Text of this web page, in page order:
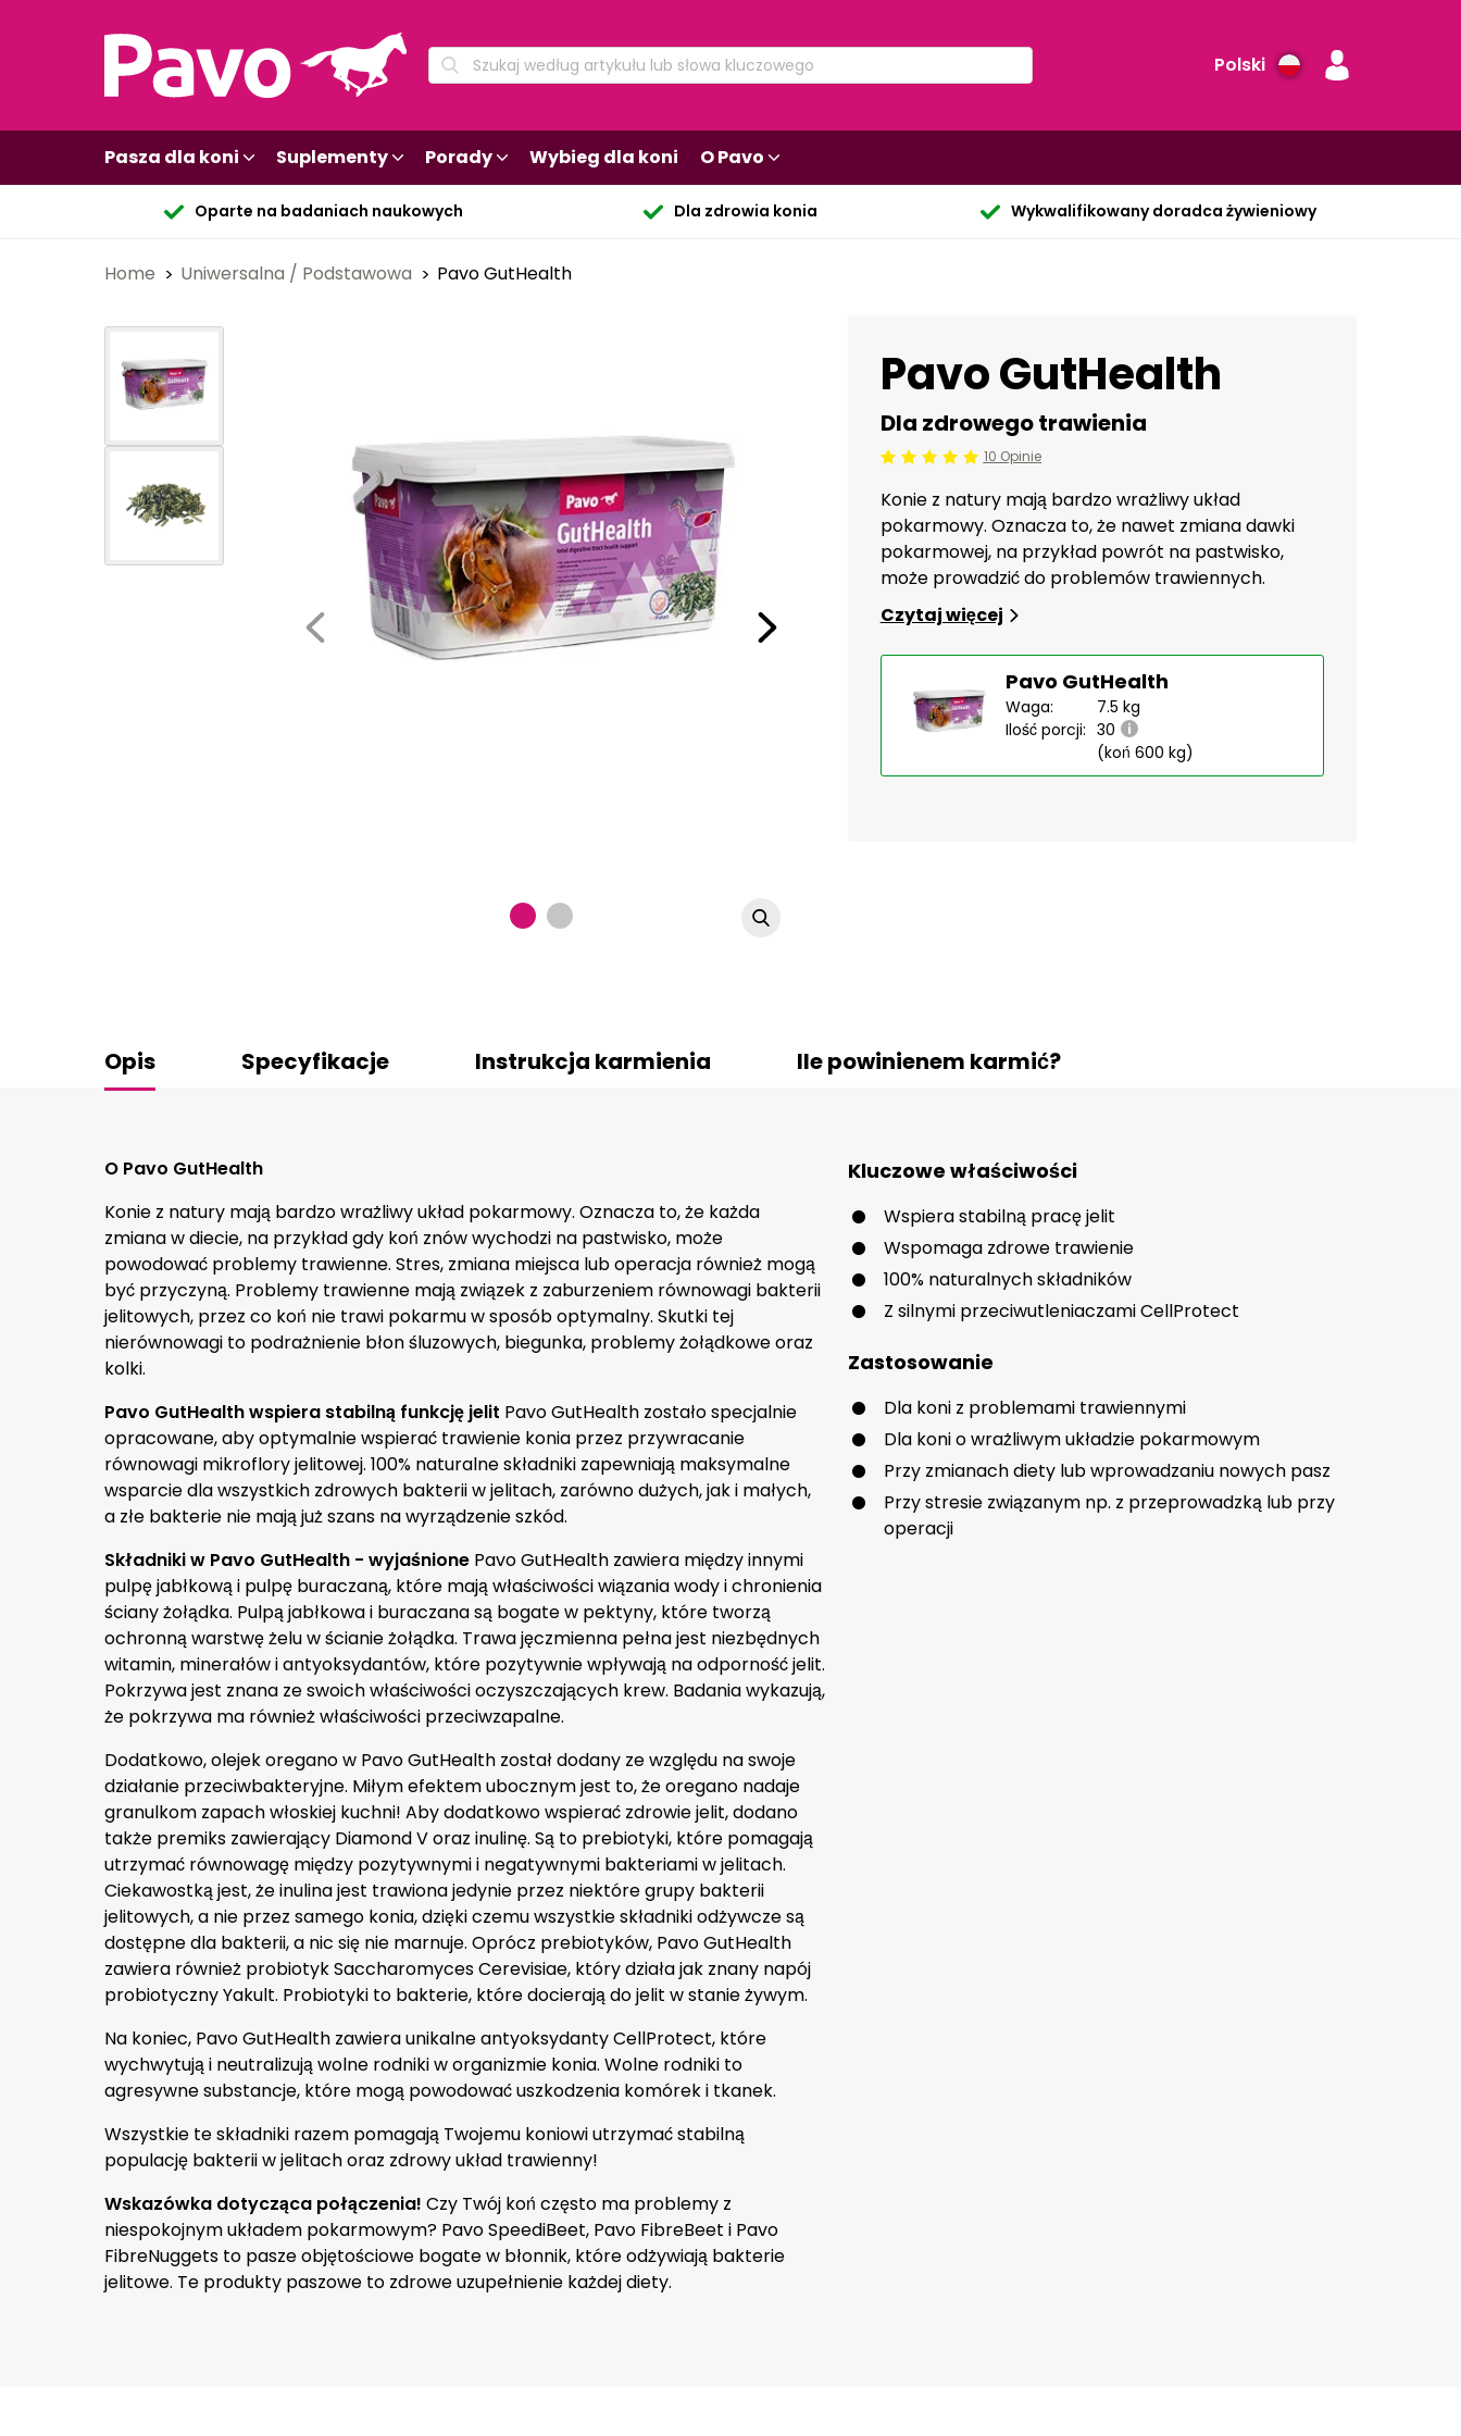
Polski
Pasza dla koni Suplementy Porady Wybieg dla koni O Pavo
Oparte na badaniach naukowych Dla zdrowia konia Wykwalifikowany doradca żywieniowy
Home Uniwersalna / Podstawowa Pavo GutHealth
Pavo GutHealth
Dla zdrowego trawienia
Beoordeling: 5/5 10 Opinie
Konie z natury mają bardzo wrażliwy układ
pokarmowy. Oznacza to, że nawet zmiana dawki
pokarmowej, na przykład powrót na pastwisko,
może prowadzić do problemów trawiennych.
Czytaj więcej
Pavo GutHealth
Waga:
7.5 kg
Ilość porcji: 30
(koń 600 kg)
Opis Specyfikacje Instrukcja karmienia Ile powinienem karmić?
O Pavo GutHealth
Konie z natury mają bardzo wrażliwy układ pokarmowy. Oznacza to, że każda
zmiana w diecie, na przykład gdy koń znów wychodzi na pastwisko, może
powodować problemy trawienne. Stres, zmiana miejsca lub operacja również mogą
być przyczyną. Problemy trawienne mają związek z zaburzeniem równowagi bakterii
jelitowych, przez co koń nie trawi pokarmu w sposób optymalny. Skutki tej
nierównowagi to podrażnienie błon śluzowych, biegunka, problemy żołądkowe oraz
kolki.
Pavo GutHealth wspiera stabilną funkcję jelit Pavo GutHealth zostało specjalnie
opracowane, aby optymalnie wspierać trawienie konia przez przywracanie
równowagi mikroflory jelitowej. 100% naturalne składniki zapewniają maksymalne
wsparcie dla wszystkich zdrowych bakterii w jelitach, zarówno dużych, jak i małych,
a złe bakterie nie mają już szans na wyrządzenie szkód.
Składniki w Pavo GutHealth - wyjaśnione Pavo GutHealth zawiera między innymi
pulpę jabłkową i pulpę buraczaną, które mają właściwości wiązania wody i chronienia
ściany żołądka. Pulpą jabłkowa i buraczana są bogate w pektyny, które tworzą
ochronną warstwę żelu w ścianie żołądka. Trawa jęczmienna pełna jest niezbędnych
witamin, minerałów i antyoksydantów, które pozytywnie wpływają na odporność jelit.
Pokrzywa jest znana ze swoich właściwości oczyszczających krew. Badania wykazują,
że pokrzywa ma również właściwości przeciwzapalne.
Dodatkowo, olejek oregano w Pavo GutHealth został dodany ze względu na swoje
działanie przeciwbakteryjne. Miłym efektem ubocznym jest to, że oregano nadaje
granulkom zapach włoskiej kuchni! Aby dodatkowo wspierać zdrowie jelit, dodano
także premiks zawierający Diamond V oraz inulinę. Są to prebiotyki, które pomagają
utrzymać równowagę między pozytywnymi i negatywnymi bakteriami w jelitach.
Ciekawostką jest, że inulina jest trawiona jedynie przez niektóre grupy bakterii
jelitowych, a nie przez samego konia, dzięki czemu wszystkie składniki odżywcze są
dostępne dla bakterii, a nic się nie marnuje. Oprócz prebiotyków, Pavo GutHealth
zawiera również probiotyk Saccharomyces Cerevisiae, który działa jak znany napój
probiotyczny Yakult. Probiotyki to bakterie, które docierają do jelit w stanie żywym.
Na koniec, Pavo GutHealth zawiera unikalne antyoksydanty CellProtect, które
wychwytują i neutralizują wolne rodniki w organizmie konia. Wolne rodniki to
agresywne substancje, które mogą powodować uszkodzenia komórek i tkanek.
Wszystkie te składniki razem pomagają Twojemu koniowi utrzymać stabilną
populację bakterii w jelitach oraz zdrowy układ trawienny!
Wskazówka dotycząca połączenia! Czy Twój koń często ma problemy z
niespokojnym układem pokarmowym? Pavo SpeediBeet, Pavo FibreBeet i Pavo
FibreNuggets to pasze objętościowe bogate w błonnik, które odżywiają bakterie
jelitowe. Te produkty paszowe to zdrowe uzupełnienie każdej diety.
Kluczowe właściwości
Wspiera stabilną pracę jelit
Wspomaga zdrowe trawienie
100% naturalnych składników
Z silnymi przeciwutleniaczami CellProtect
Zastosowanie
Dla koni z problemami trawiennymi
Dla koni o wrażliwym układzie pokarmowym
Przy zmianach diety lub wprowadzaniu nowych pasz
Przy stresie związanym np. z przeprowadzką lub przy
operacji